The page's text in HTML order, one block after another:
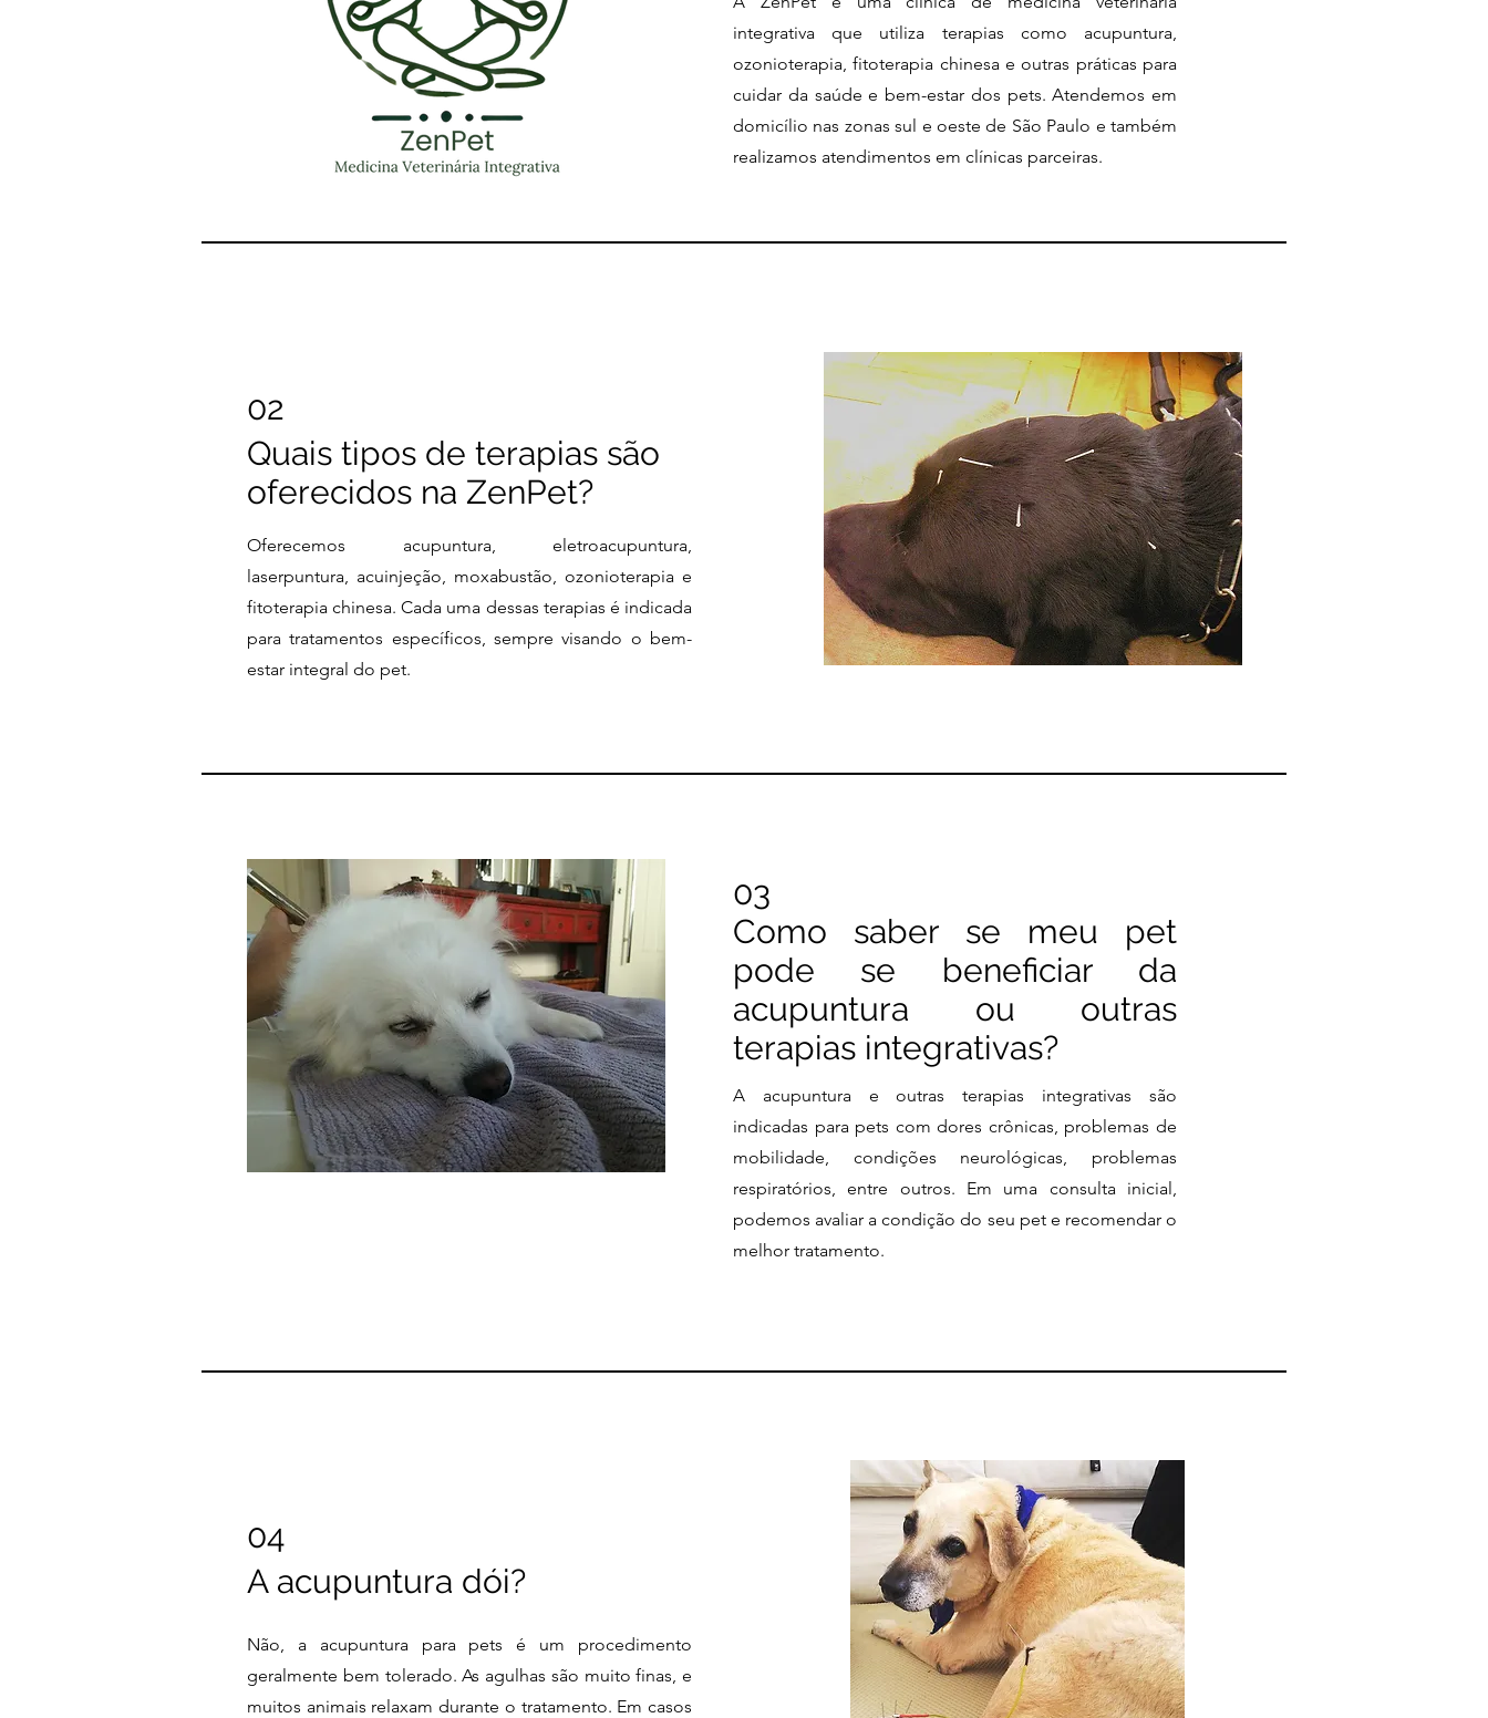
integrativa que utiliza terapias como acupuntura,
ozonioterapia, fitoterapia chinesa e outras práticas para
cuidar da saúde e bem-estar dos pets. Atendemos em
domicílio nas zonas sul e oeste de São Paulo e também
realizamos atendimentos em clínicas parceiras.
02
Quais tipos de terapias são
oferecidos na ZenPet?
Oferecemos acupuntura, eletroacupuntura,
laserpuntura, acuinjeção, moxabustão, ozonioterapia e
fitoterapia chinesa. Cada uma dessas terapias é indicada
para tratamentos específicos, sempre visando o bem-
estar integral do pet.
03
Como saber se meu pet
pode se beneficiar da
acupuntura ou outras
terapias integrativas?
A acupuntura e outras terapias integrativas são
indicadas para pets com dores crônicas, problemas de
mobilidade, condições neurológicas, problemas
respiratórios, entre outros. Em uma consulta inicial,
podemos avaliar a condição do seu pet e recomendar o
melhor tratamento.
04
A acupuntura dói?
Não, a acupuntura para pets é um procedimento
geralmente bem tolerado. As agulhas são muito finas, e
muitos animais relaxam durante o tratamento. Em casos